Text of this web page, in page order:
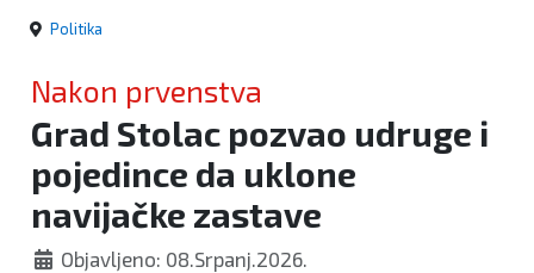
Politika
Nakon prvenstva
Grad Stolac pozvao udruge i
pojedince da uklone
navijačke zastave
Objavljeno: 08.Srpanj.2026.